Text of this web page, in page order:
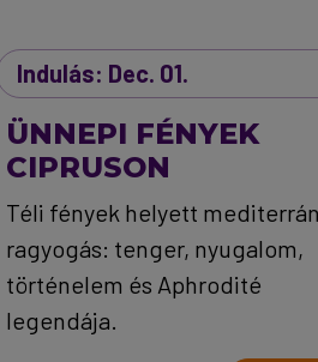
Indulás: Dec. 01.
ÜNNEPI FÉNYEK
CIPRUSON
Téli fények helyett mediterrán
ragyogás: tenger, nyugalom,
történelem és Aphrodité
legendája.